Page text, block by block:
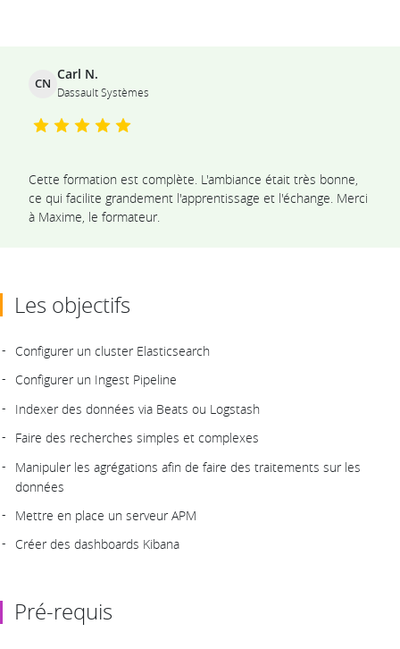
CN
Carl N.
Dassault Systèmes
Cette formation est complète. L'ambiance était très bonne,
ce qui facilite grandement l'apprentissage et l'échange. Merci
à Maxime, le formateur.
Les objectifs
Configurer un cluster Elasticsearch
Configurer un Ingest Pipeline
Indexer des données via Beats ou Logstash
Faire des recherches simples et complexes
Manipuler les agrégations afin de faire des traitements sur les
données
Mettre en place un serveur APM
Créer des dashboards Kibana
Pré-requis